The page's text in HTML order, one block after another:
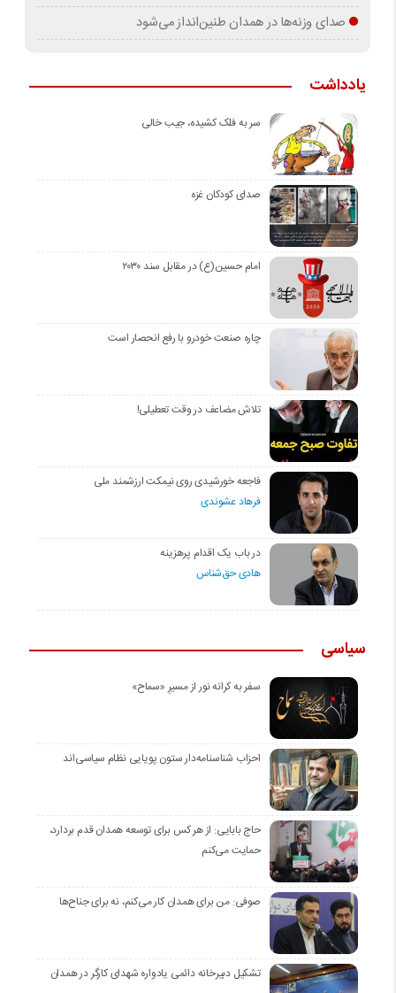
صدای وزنه‌ها در همدان طنین‌انداز می‌شود
یادداشت
سر به فلک کشیده، جیب خالی
صدای کودکان غزه
امام حسین(ع) در مقابل سند ۲۰۳۰
چاره صنعت خودرو با رفع انحصار است
تلاش مضاعف در وقت تعطیلی!
فاجعه خورشیدی روی نیمکت ارزشمند ملی
فرهاد عشوندی
در باب یک اقدام پرهزینه
هادی حق‌شناس
سیاسی
سفر به کرانه‌ نور از مسیرِ «سماح»
احزاب شناسنامه‌دار ستون پویایی نظام سیاسی‌اند
حاج بابایی: از هر کس برای توسعه همدان قدم بردارد،
حمایت می‌کنم
صوفی: من برای همدان کار می‌کنم، نه برای جناح‌ها
تشکیل دبیرخانه دائمی یادواره شهدای کارگر در همدان